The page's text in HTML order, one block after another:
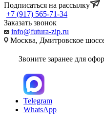
Подписаться на рассылку
+7 (917) 565-71-34
Заказать звонок
info@futura-zip.ru
Москва, Дмитровское
Звоните заранее для
Telegram
WhatsApp